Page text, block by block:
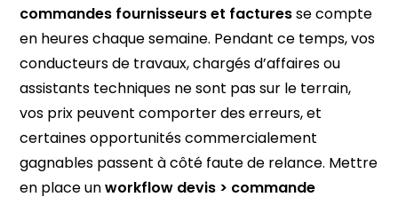
commandes fournisseurs et facturesse compte
en heures chaque semaine. Pendant ce temps, vos
conducteurs de travaux, chargés d’affaires ou
assistants techniques ne sont pas sur le terrain,
vos prix peuvent comporter des erreurs, et
certaines opportunités commercialement
gagnables passent à côté faute de relance. Mettre
en place unworkflow devis > commande